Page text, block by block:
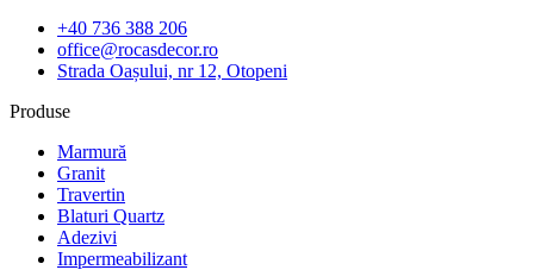
+40 736 388 206
office@rocasdecor.ro
Strada Oașului, nr 12, Otopeni
Produse
Marmură
Granit
Travertin
Blaturi Quartz
Adezivi
Impermeabilizant